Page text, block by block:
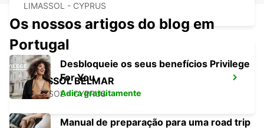
LIMASSOL - CYPRUS
LIMASSOL BELMAR
LIMASSOL - CYPRUS
Os nossos artigos do blog em
Portugal
Desbloqueie os seus benefícios Privilege
For You
Adira gratuitamente
Manual de preparação para uma road trip